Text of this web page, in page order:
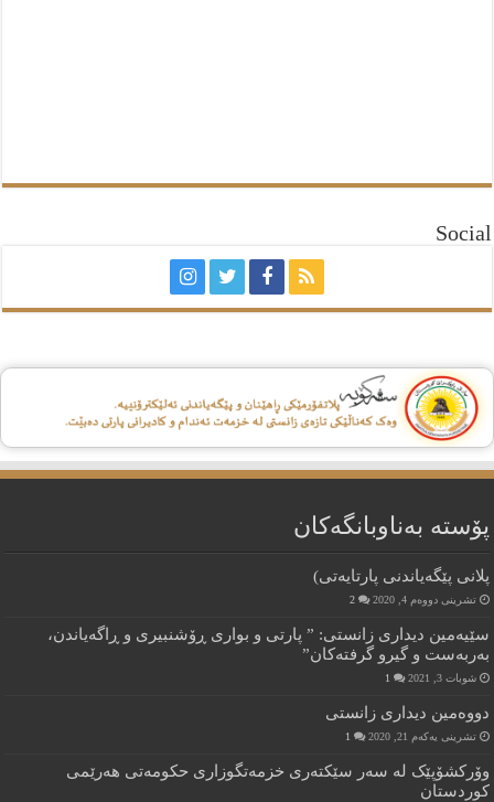
Social
پۆستە بەناوبانگەکان
پلانی پێگەیاندنی پارتایەتی)
تشرینی دووەم 4, 2020 2
سێیەمین دیداری زانستی: ” پارتی و بواری ڕۆشنبیری و ڕاگەیاندن،
بەربەست و گیرو گرفتەکان”
شوبات 3, 2021 1
دووەمین دیداری زانستی
تشرینی یەکەم 21, 2020 1
وۆرکشۆپێک له سەر سێکتەری خزمەتگوزاری حکومەتی هەرێمی
کوردستان